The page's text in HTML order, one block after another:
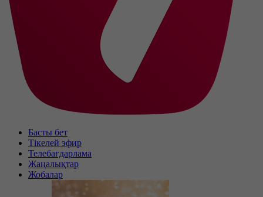
Басты бет
Тікелей эфир
Телебағдарлама
Жаңалықтар
Жобалар